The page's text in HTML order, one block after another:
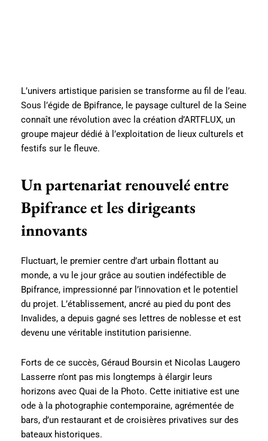
L’univers artistique parisien se transforme au fil de l’eau.
Sous l’égide de Bpifrance, le paysage culturel de la Seine
connaît une révolution avec la création d’ARTFLUX, un
groupe majeur dédié à l’exploitation de lieux culturels et
festifs sur le fleuve.
Un partenariat renouvelé entre
Bpifrance et les dirigeants
innovants
Fluctuart, le premier centre d’art urbain flottant au
monde, a vu le jour grâce au soutien indéfectible de
Bpifrance, impressionné par l’innovation et le potentiel
du projet. L’établissement, ancré au pied du pont des
Invalides, a depuis gagné ses lettres de noblesse et est
devenu une véritable institution parisienne.
Forts de ce succès, Géraud Boursin et Nicolas Laugero
Lasserre n’ont pas mis longtemps à élargir leurs
horizons avec Quai de la Photo. Cette initiative est une
ode à la photographie contemporaine, agrémentée de
bars, d’un restaurant et de croisières privatives sur des
bateaux historiques.